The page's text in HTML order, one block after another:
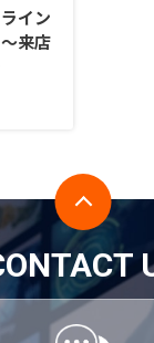
イン
来店